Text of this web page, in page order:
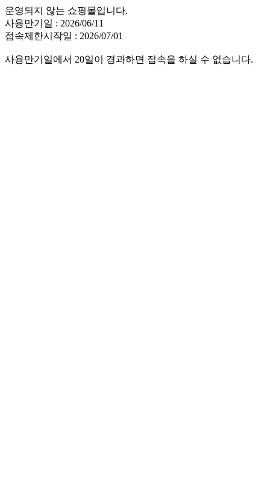
운영되지 않는 쇼핑몰입니다.
사용만기일 : 2026/06/11
접속제한시작일 : 2026/07/01
사용만기일에서 20일이 경과하면 접속을 하실 수 없습니다.